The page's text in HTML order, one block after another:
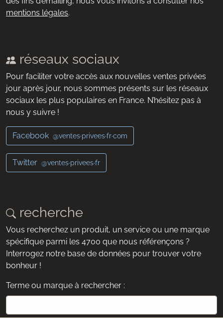
mentions légales.
réseaux sociaux
Pour faciliter votre accès aux nouvelles ventes privées
jour après jour, nous sommes présents sur les réseaux
sociaux les plus populaires en France. N’hésitez pas à
nous y suivre !
Facebook @ventes·privees·fr·com
Twitter @ventes·privees·fr
recherche
Vous recherchez un produit, un service ou une marque
spécifique parmi les 4700 que nous référençons ?
Interrogez notre base de données pour trouver votre
bonheur !
Terme ou marque à rechercher :